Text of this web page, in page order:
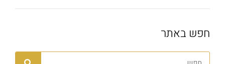
חפש באתר